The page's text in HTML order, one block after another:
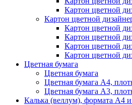
Картон цветной
Картон цветной
Картон цветной
Картон цветной
Картон цветной
Картон цветной
Цветная бумага
Цветная бумага
Цветная бумага А4,
Цветная бумага А3,
Калька (веллум), формата А4